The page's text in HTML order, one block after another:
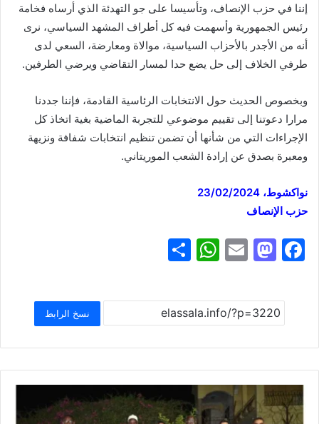
إننا في حزب الإنصاف، وتأسيسا على جو التهدئة الذي أرساه فخامة
رئيس الجمهورية وأسهمت فيه كل أطراف المشهد السياسي، نرى
أنه من الأجدر بالأحزاب السياسية، موالاة ومعارضة، السعي لدى
طرفي الخلاف إلى حل يضع حدا لمسار التقاضي ويرضي الطرفين.
وبخصوص الحديث حول الانتخابات الرئاسية القادمة، فإننا جددنا
مرارا دعوتنا إلى تقييم موضوعي للتجربة الماضية بغية اتخاذ كل
الإجراءات التي من شأنها أن تضمن تنظيم انتخابات شفافة ونزيهة
ومعبرة بصدق عن إرادة الشعب الموريتاني.
نواكشوط، 23/02/2024
حزب الإنصاف
F
c
e
b
o
o
k
M
st
o
d
o
n
E
ai
l
W
at
s
A
p
p
ar
e
نسخ الرابط